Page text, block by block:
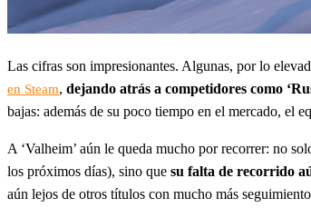
Las cifras son impresionantes. Algunas, por lo
en Steam, dejando atrás a competidores como
bajas: además de su poco tiempo en el mercado, el
A ‘Valheim’ aún le queda mucho por recorrer: no
los próximos días), sino que su falta de recorrido
aún lejos de otros títulos con mucho más